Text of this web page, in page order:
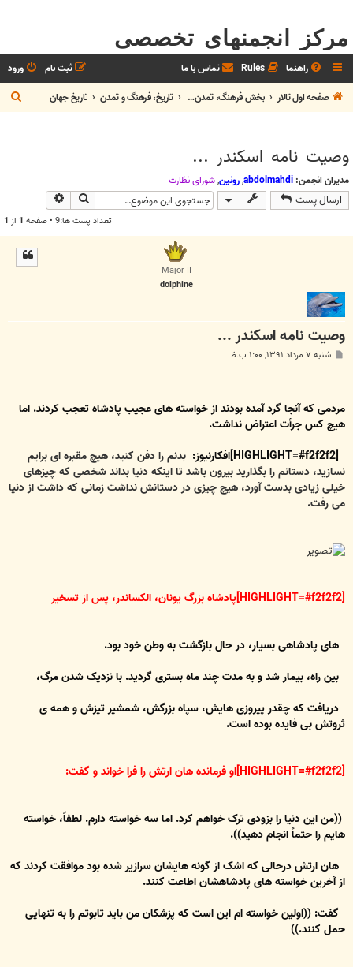
مرکز انجمنهای تخصصی
راهنما Rules تماس با ما ورود
ثبت نام
صفحه اول تالار
بخش فرهنگ، تمدن و هنر تاريخ، فرهنگ و تمدن تاريخ جهان
س
وصیت نامه اسکندر ...
مدیران انجمن: abdolmahdi
,رونین,شوراي نظارت
ارسال پست جستجو
تعداد پست ها:9 • صفحه 1 از 1
Major II
dolphine
وصیت نامه اسکندر ...
شنبه ۷ مرداد ۱۳۹۱, ۱:۰۰ ب.ظ
مردمی که آنجا گرد آمده بودند از خواسته های عجیب پادشاه تعجب کردند. اما
هیچ کس جرأت اعتراض نداشت.
[HIGHLIGHT=#f2f2f2]افکارنیوز:
بدنم را دفن کنید، هیچ مقبره ای برایم
نسازید، دستانم را بگذارید بیرون باشد تا اینکه دنیا بداند شخصی که چیزهای
خیلی زیادی بدست آورد، هیچ چیزی در دستانش نداشت زمانی که داشت از دنیا
می رفت.
[HIGHLIGHT=#f2f2f2]پادشاه بزرگ یونان، الکساندر، پس از تسخیر
های پادشاهی بسیار، در حال بازگشت به وطن خود بود.
بین راه، بیمار شد و به مدت چند ماه بستری گردید. با نزدیک شدن مرگ،
دریافت که چقدر پیروزی هایش، سپاه بزرگش، شمشیر تیزش و همه ی
ثروتش بی فایده بوده است.
[HIGHLIGHT=#f2f2f2]او فرمانده هان ارتش را فرا خواند و گفت:
((من این دنیا را بزودی ترک خواهم کرد. اما سه خواسته دارم. لطفاً، خواسته
هایم را حتماً انجام دهید)).
هان ارتش درحالی که اشک از گونه هایشان سرازیر شده بود موافقت کردند که
از آخرین خواسته های پادشاهشان اطاعت کنند.
گفت: ((اولین خواسته ام این است که پزشکان من باید تابوتم را به تنهایی
حمل کنند.))